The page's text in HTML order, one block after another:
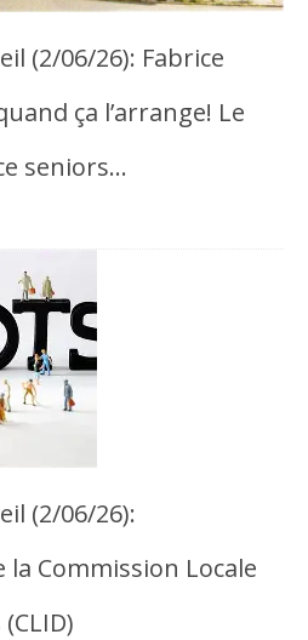
(2/06/26): Fabrice
ça l’arrange! Le
seniors…
(2/06/26):
Commission Locale